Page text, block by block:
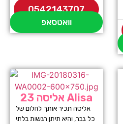
0542143707
וואטסאפ
אליסה 23 Alisa
אליסה תכיר אותך לחלום של
כל גבר, והיא תיתן רגשות בלתי